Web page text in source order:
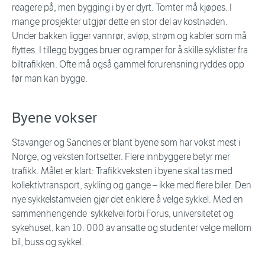
reagere på, men bygging i by er dyrt. Tomter må kjøpes. I
mange prosjekter utgjør dette en stor del av kostnaden.
Under bakken ligger vannrør, avløp, strøm og kabler som må
flyttes. I tillegg bygges bruer og ramper for å skille syklister fra
biltrafikken. Ofte må også gammel forurensning ryddes opp
før man kan bygge.
Byene vokser
Stavanger og Sandnes er blant byene som har vokst mest i
Norge, og veksten fortsetter. Flere innbyggere betyr mer
trafikk. Målet er klart: Trafikkveksten i byene skal tas med
kollektivtransport, sykling og gange – ikke med flere biler. Den
nye sykkelstamveien gjør det enklere å velge sykkel. Med en
sammenhengende sykkelvei forbi Forus, universitetet og
sykehuset, kan 10. 000 av ansatte og studenter velge mellom
bil, buss og sykkel.